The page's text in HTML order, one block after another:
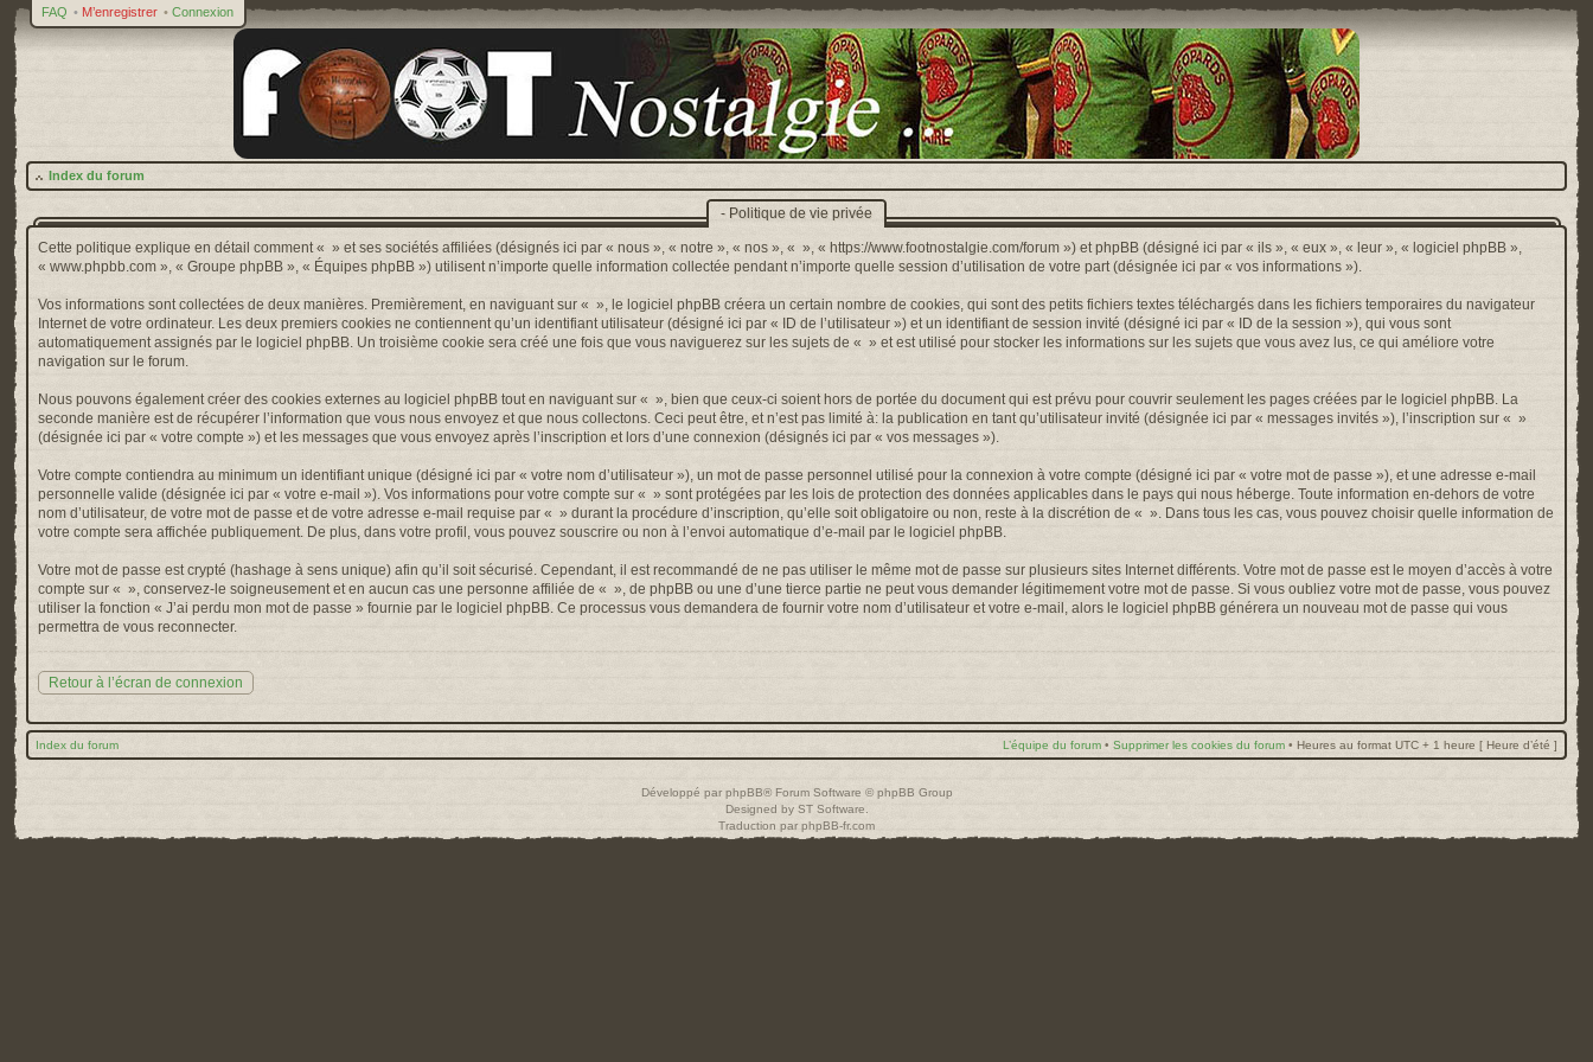
FAQ • M’enregistrer • Connexion
Index du forum
- Politique de vie privée
Cette politique explique en détail comment « » et ses sociétés affiliées (désignés ici par « nous », « notre », « nos », « », « https://www.footnostalgie.com/forum ») et phpBB (désigné ici par « ils », « eux », « leur », « logiciel phpBB »,
« www.phpbb.com », « Groupe phpBB », « Équipes phpBB ») utilisent n’importe quelle information collectée pendant n’importe quelle session d’utilisation de votre part (désignée ici par « vos informations »).
Vos informations sont collectées de deux manières. Premièrement, en naviguant sur « », le logiciel phpBB créera un certain nombre de cookies, qui sont des petits fichiers textes téléchargés dans les fichiers temporaires du navigateur
Internet de votre ordinateur. Les deux premiers cookies ne contiennent qu’un identifiant utilisateur (désigné ici par « ID de l’utilisateur ») et un identifiant de session invité (désigné ici par « ID de la session »), qui vous sont
automatiquement assignés par le logiciel phpBB. Un troisième cookie sera créé une fois que vous naviguerez sur les sujets de « » et est utilisé pour stocker les informations sur les sujets que vous avez lus, ce qui améliore votre
navigation sur le forum.
Nous pouvons également créer des cookies externes au logiciel phpBB tout en naviguant sur « », bien que ceux-ci soient hors de portée du document qui est prévu pour couvrir seulement les pages créées par le logiciel phpBB. La
seconde manière est de récupérer l’information que vous nous envoyez et que nous collectons. Ceci peut être, et n’est pas limité à: la publication en tant qu’utilisateur invité (désignée ici par « messages invités »), l’inscription sur « »
(désignée ici par « votre compte ») et les messages que vous envoyez après l’inscription et lors d’une connexion (désignés ici par « vos messages »).
Votre compte contiendra au minimum un identifiant unique (désigné ici par « votre nom d’utilisateur »), un mot de passe personnel utilisé pour la connexion à votre compte (désigné ici par « votre mot de passe »), et une adresse e-mail
personnelle valide (désignée ici par « votre e-mail »). Vos informations pour votre compte sur « » sont protégées par les lois de protection des données applicables dans le pays qui nous héberge. Toute information en-dehors de votre
nom d’utilisateur, de votre mot de passe et de votre adresse e-mail requise par « » durant la procédure d’inscription, qu’elle soit obligatoire ou non, reste à la discrétion de « ». Dans tous les cas, vous pouvez choisir quelle information de
votre compte sera affichée publiquement. De plus, dans votre profil, vous pouvez souscrire ou non à l’envoi automatique d’e-mail par le logiciel phpBB.
Votre mot de passe est crypté (hashage à sens unique) afin qu’il soit sécurisé. Cependant, il est recommandé de ne pas utiliser le même mot de passe sur plusieurs sites Internet différents. Votre mot de passe est le moyen d’accès à votre
compte sur « », conservez-le soigneusement et en aucun cas une personne affiliée de « », de phpBB ou une d’une tierce partie ne peut vous demander légitimement votre mot de passe. Si vous oubliez votre mot de passe, vous pouvez
utiliser la fonction « J’ai perdu mon mot de passe » fournie par le logiciel phpBB. Ce processus vous demandera de fournir votre nom d’utilisateur et votre e-mail, alors le logiciel phpBB générera un nouveau mot de passe qui vous
permettra de vous reconnecter.
Retour à l’écran de connexion
Index du forum L’équipe du forum • Supprimer les cookies du forum • Heures au format UTC + 1 heure [ Heure d’été ]
Développé par phpBB® Forum Software © phpBB Group
Designed by ST Software
Traduction par phpBB-fr.com